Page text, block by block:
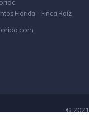
Florida - Finca Raíz
©